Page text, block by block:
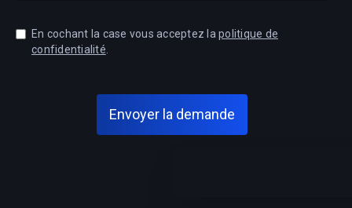
En cochant la case vous acceptez la politique de
confidentialité